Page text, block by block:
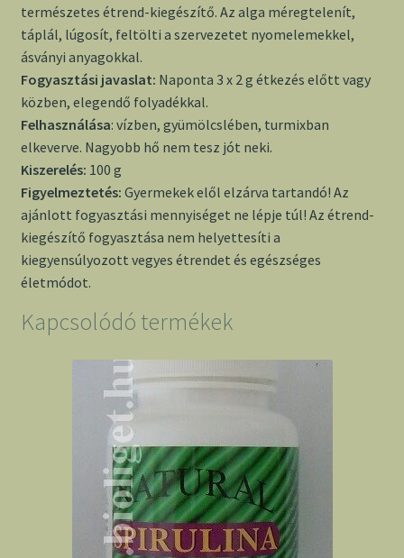
természetes étrend-kiegészítő. Az alga méregtelenít,
táplál, lúgosít, feltölti a szervezetet nyomelemekkel,
ásványi anyagokkal.
Fogyasztási javaslat: Naponta 3 x 2 g étkezés előtt vagy
közben, elegendő folyadékkal.
Felhasználása: vízben, gyümölcslében, turmixban
elkeverve. Nagyobb hő nem tesz jót neki.
Kiszerelés: 100 g
Figyelmeztetés: Gyermekek elől elzárva tartandó! Az
ajánlott fogyasztási mennyiséget ne lépje túl! Az étrend-
kiegészítő fogyasztása nem helyettesíti a
kiegyensúlyozott vegyes étrendet és egészséges
életmódot.
Kapcsolódó termékek